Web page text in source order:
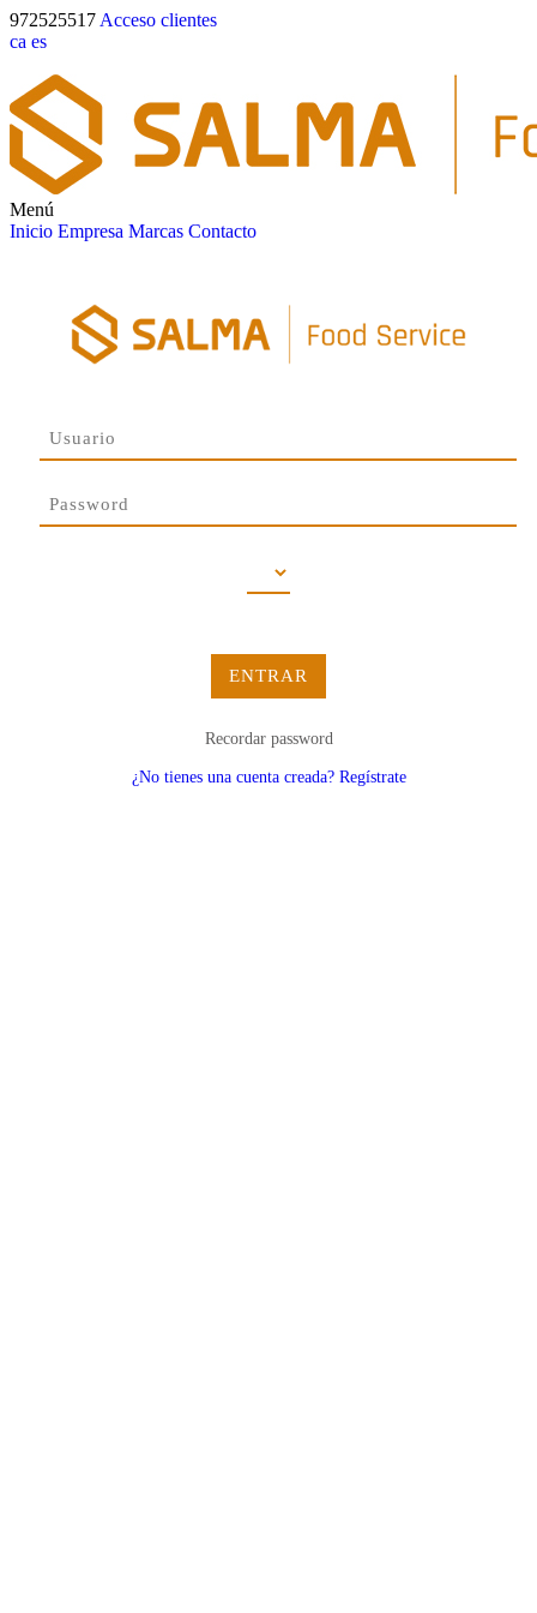
972525517 Acceso clientes
ca es
Menú
Inicio Empresa Marcas Contacto
ENTRAR
Recordar password
¿No tienes una cuenta creada? Regístrate